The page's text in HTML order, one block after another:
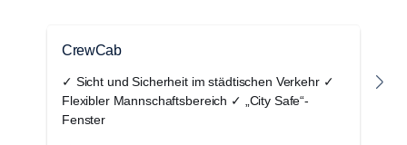
CrewCab
✓ Sicht und Sicherheit im städtischen Verkehr ✓
Flexibler Mannschaftsbereich ✓ „City Safe“-
Fenster